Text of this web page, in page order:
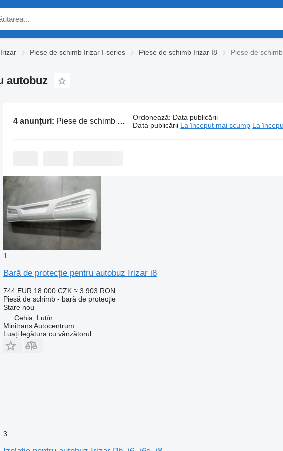
Piese de schimb Irizar I-series Piese de schimb Irizar I8 Piese de
autobuz
4 anunțuri: Piese de schimb Irizar I8 pentru autobuz Ordonează: Data publicării
Data publicării La început mai scump La
1
Bară de protecţie pentru autobuz Irizar i8
744 EUR 18.000 CZK ≈ 3.903 RON
Piesă de schimb - bară de protecţie
Starenou
Cehia, Lutín
Minitrans Autocentrum
Luați legătura cu vânzătorul
3